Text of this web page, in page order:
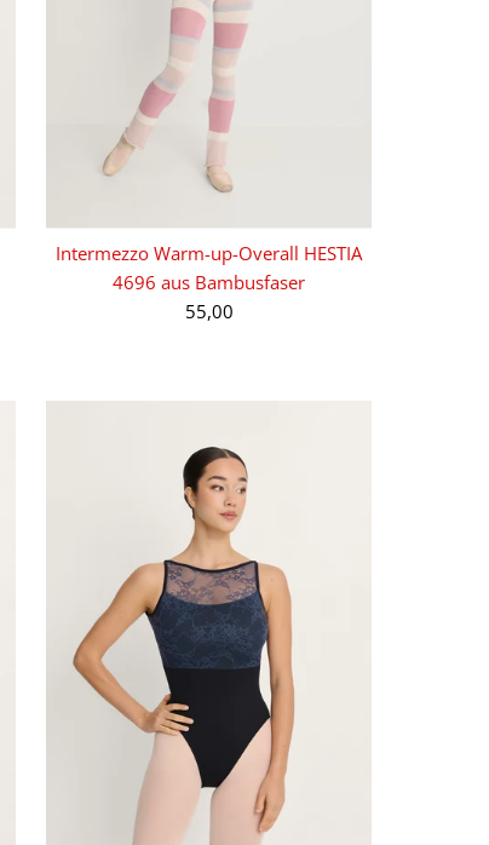
Intermezzo Warm-up-Overall HESTIA
4696 aus Bambusfaser
55,00